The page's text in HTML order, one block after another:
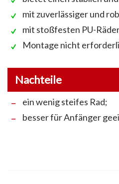
mit zuverlässiger und
mit stoßfesten PU-
Montage nicht
Nachteile
ein wenig steifes Rad;
besser für Anfänger